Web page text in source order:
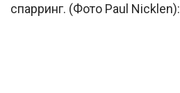
спарринг. (Фото Paul Nicklen):